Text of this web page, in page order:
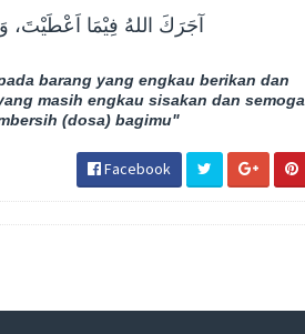
آجَرَكَ اللهُ فِيْمَا اَعْطَيْتَ،
barang yang engkau berikan dan
masih engkau sisakan dan semoga
(dosa) bagimu"
Facebook